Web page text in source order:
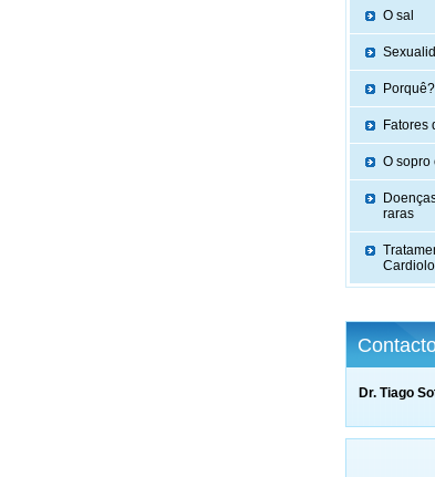
O sal
Porquê?
Fatores
O sopro
raras
Dr. Tiago